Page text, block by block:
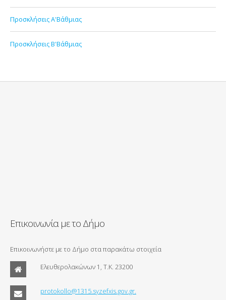
Προσκλήσεις Α'Βάθμιας
Προσκλήσεις Β'Βάθμιας
Επικοινωνία με το Δήμο
Επικοινωνήστε με το Δήμο στα παρακάτω στοιχεία
Ελευθερολακώνων 1, Τ.Κ. 23200
protokollo@1315.syzefxis.gov.gr.